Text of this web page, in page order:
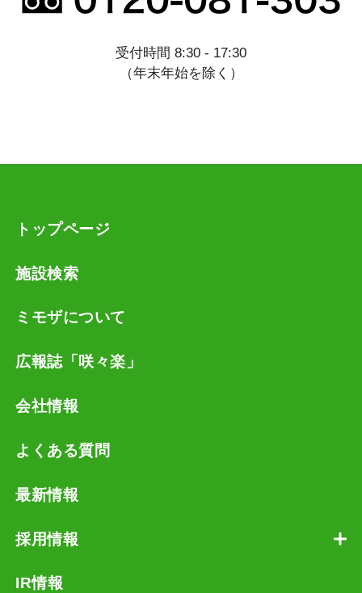
受付時間 8:30 - 17:30
（年末年始を除く）
トップページ
施設検索
ミモザについて
広報誌「咲々楽」
会社情報
よくある質問
最新情報
採用情報
IR情報